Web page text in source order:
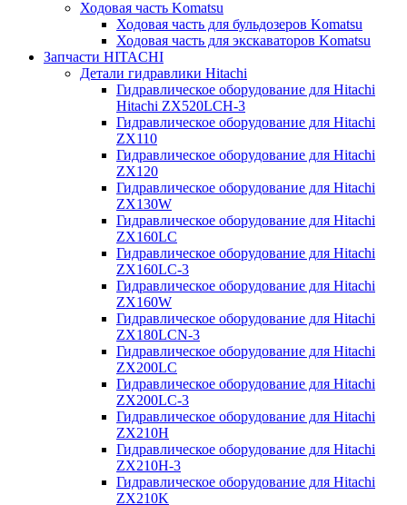
Ходовая часть Komatsu
Ходовая часть для бульдозеров Komatsu
Ходовая часть для экскаваторов Komatsu
Запчасти HITACHI
Детали гидравлики Hitachi
Гидравлическое оборудование для Hitachi
Hitachi ZX520LCH-3
Гидравлическое оборудование для Hitachi
ZX110
Гидравлическое оборудование для Hitachi
ZX120
Гидравлическое оборудование для Hitachi
ZX130W
Гидравлическое оборудование для Hitachi
ZX160LC
Гидравлическое оборудование для Hitachi
ZX160LC-3
Гидравлическое оборудование для Hitachi
ZX160W
Гидравлическое оборудование для Hitachi
ZX180LCN-3
Гидравлическое оборудование для Hitachi
ZX200LC
Гидравлическое оборудование для Hitachi
ZX200LC-3
Гидравлическое оборудование для Hitachi
ZX210H
Гидравлическое оборудование для Hitachi
ZX210H-3
Гидравлическое оборудование для Hitachi
ZX210K